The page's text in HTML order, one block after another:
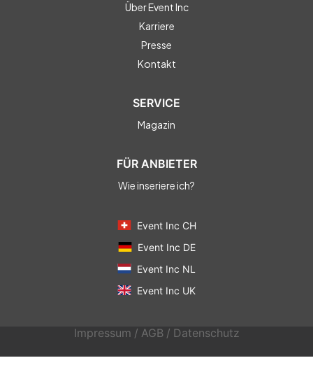
Über Event Inc
Karriere
Presse
Kontakt
SERVICE
Magazin
FÜR ANBIETER
Wie inseriere ich?
Event Inc CH
Event Inc DE
Event Inc NL
Event Inc UK
Impressum / AGB / Datenschutz